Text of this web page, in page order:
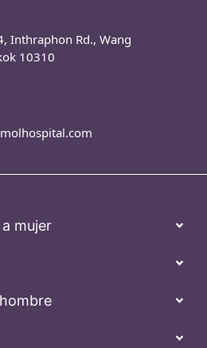
Inthraphon Rd., Wang
10310
mujer